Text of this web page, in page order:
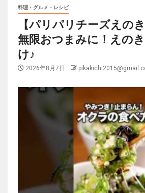
料理・グルメ・レシピ
【パリパリチーズえの
無限おつまみに！えの
け♪
2026年8月7日